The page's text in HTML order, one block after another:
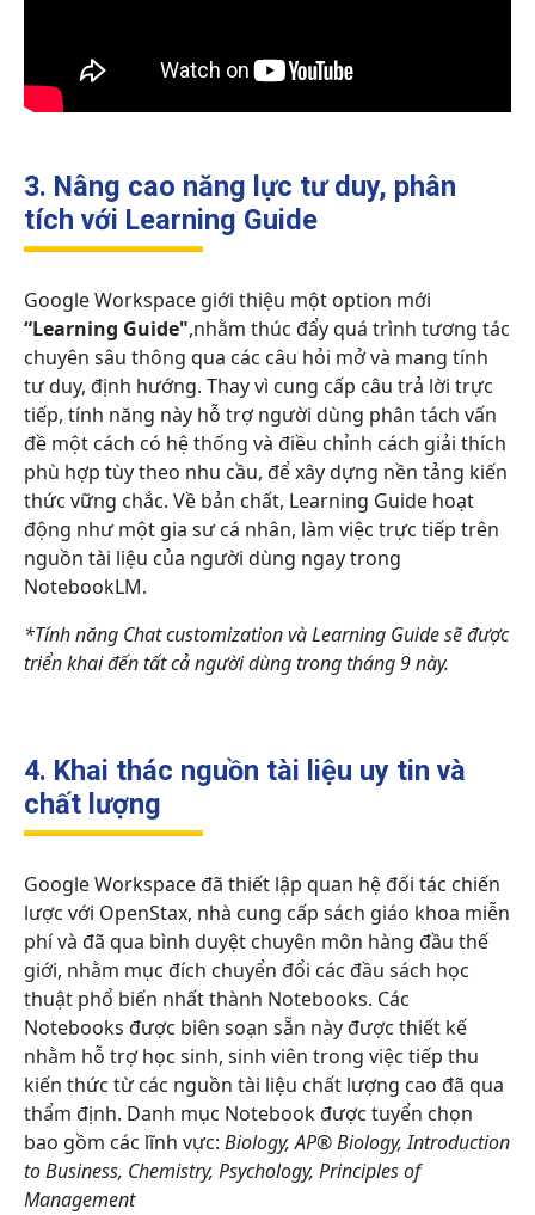
3. Nâng cao năng lực tư duy, phân
tích với Learning Guide
Google Workspace giới thiệu một option mới
“Learning Guide",nhằm thúc đẩy quá trình tương tác
chuyên sâu thông qua các câu hỏi mở và mang tính
tư duy, định hướng. Thay vì cung cấp câu trả lời trực
tiếp, tính năng này hỗ trợ người dùng phân tách vấn
đề một cách có hệ thống và điều chỉnh cách giải thích
phù hợp tùy theo nhu cầu, để xây dựng nền tảng kiến
thức vững chắc. Về bản chất, Learning Guide hoạt
động như một gia sư cá nhân, làm việc trực tiếp trên
nguồn tài liệu của người dùng ngay trong
NotebookLM.
*Tính năng Chat customization và Learning Guide sẽ được
triển khai đến tất cả người dùng trong tháng 9 này.
4. Khai thác nguồn tài liệu uy tin và
chất lượng
Google Workspace đã thiết lập quan hệ đối tác chiến
lược với OpenStax, nhà cung cấp sách giáo khoa miễn
phí và đã qua bình duyệt chuyên môn hàng đầu thế
giới, nhằm mục đích chuyển đổi các đầu sách học
thuật phổ biến nhất thành Notebooks. Các
Notebooks được biên soạn sẵn này được thiết kế
nhằm hỗ trợ học sinh, sinh viên trong việc tiếp thu
kiến thức từ các nguồn tài liệu chất lượng cao đã qua
thẩm định. Danh mục Notebook được tuyển chọn
bao gồm các lĩnh vực: Biology, AP® Biology, Introduction
to Business, Chemistry, Psychology, Principles of
Management